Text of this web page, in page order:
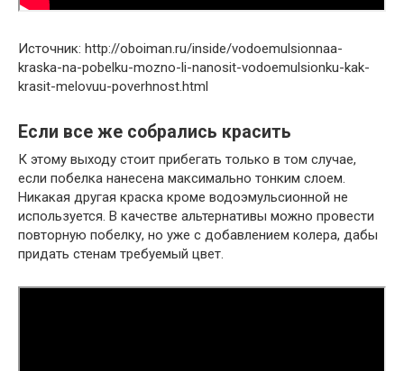
Источник: http://oboiman.ru/inside/vodoemulsionnaa-
kraska-na-pobelku-mozno-li-nanosit-vodoemulsionku-kak-
krasit-melovuu-poverhnost.html
Если все же собрались красить
К этому выходу стоит прибегать только в том случае,
если побелка нанесена максимально тонким слоем.
Никакая другая краска кроме водоэмульсионной не
используется. В качестве альтернативы можно провести
повторную побелку, но уже с добавлением колера, дабы
придать стенам требуемый цвет.